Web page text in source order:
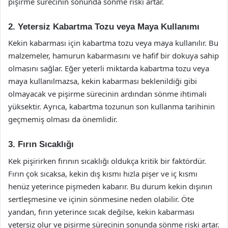
2. Yetersiz Kabartma Tozu veya Maya Kullanımı
Kekin kabarması için kabartma tozu veya maya kullanılır. Bu
malzemeler, hamurun kabarmasını ve hafif bir dokuya sahip
olmasını sağlar. Eğer yeterli miktarda kabartma tozu veya
maya kullanılmazsa, kekin kabarması beklenildiği gibi
olmayacak ve pişirme sürecinin ardından sönme ihtimali
yüksektir. Ayrıca, kabartma tozunun son kullanma tarihinin
geçmemiş olması da önemlidir.
3. Fırın Sıcaklığı
Kek pişirirken fırının sıcaklığı oldukça kritik bir faktördür.
Fırın çok sıcaksa, kekin dış kısmı hızla pişer ve iç kısmı
henüz yeterince pişmeden kabarır. Bu durum kekin dışının
sertleşmesine ve içinin sönmesine neden olabilir. Öte
yandan, fırın yeterince sıcak değilse, kekin kabarması
yetersiz olur ve pişirme sürecinin sonunda sönme riski artar.